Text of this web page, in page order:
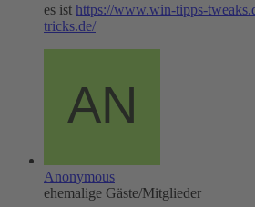
es ist https://www.win-tipps-
tricks.de/
Anonymous
ehemalige Gäste/Mitglieder